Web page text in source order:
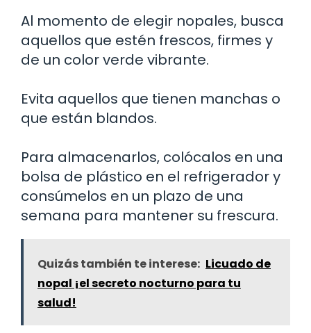
Al momento de elegir nopales, busca
aquellos que estén frescos, firmes y
de un color verde vibrante.
Evita aquellos que tienen manchas o
que están blandos.
Para almacenarlos, colócalos en una
bolsa de plástico en el refrigerador y
consúmelos en un plazo de una
semana para mantener su frescura.
Quizás también te interese: Licuado de
nopal ¡el secreto nocturno para tu
salud!